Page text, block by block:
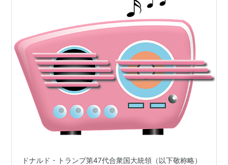
ドナルド・トランプ第47代合衆国大統領（以下敬称略）